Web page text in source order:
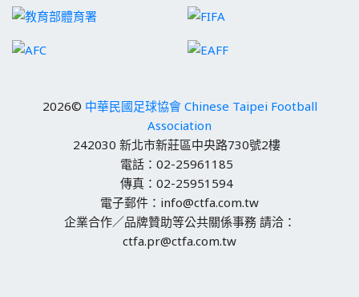
2026© 中華民國足球協會 Chinese Taipei Football
Association
242030 新北市新莊區中央路730號2樓
電話：02-25961185
傳真：02-25951594
電子郵件：info@ctfa.com.tw
企業合作／品牌贊助等公共關係事務 請洽：
ctfa.pr@ctfa.com.tw